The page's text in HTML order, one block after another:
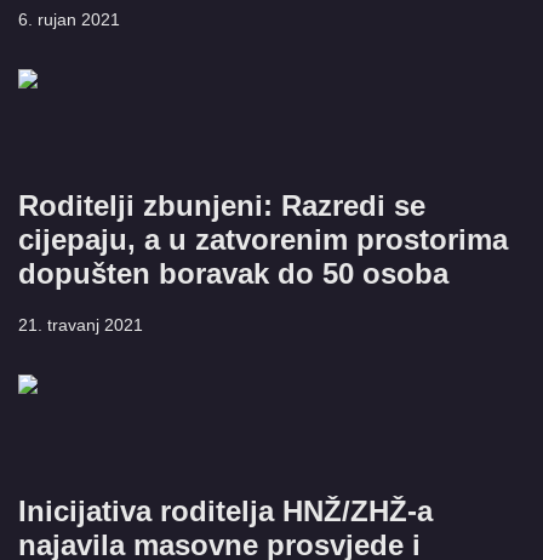
6. rujan 2021
Roditelji zbunjeni: Razredi se
cijepaju, a u zatvorenim prostorima
dopušten boravak do 50 osoba
21. travanj 2021
Inicijativa roditelja HNŽ/ZHŽ-a
najavila masovne prosvjede i